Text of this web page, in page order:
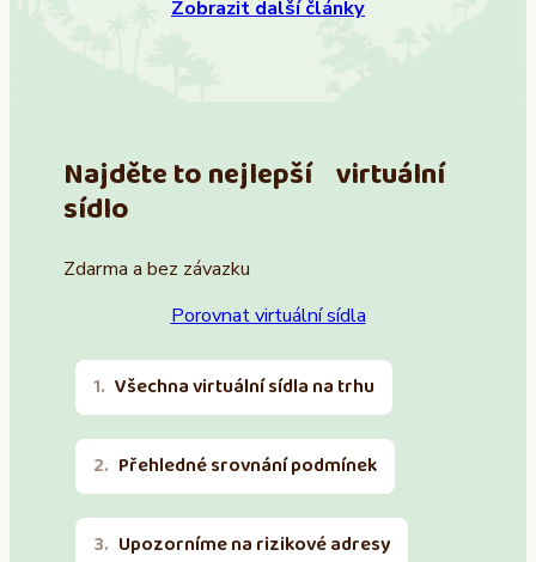
Zobrazit další články
Najděte to nejlepší virtuální
sídlo
Zdarma a bez závazku
Porovnat virtuální sídla
Všechna virtuální sídla na trhu
Přehledné srovnání podmínek
Upozorníme na rizikové adresy